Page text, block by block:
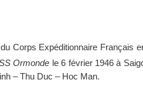
Corps Expéditionnaire Français
Ormonde le 6 février 1946 à
– Thu Duc – Hoc Man.